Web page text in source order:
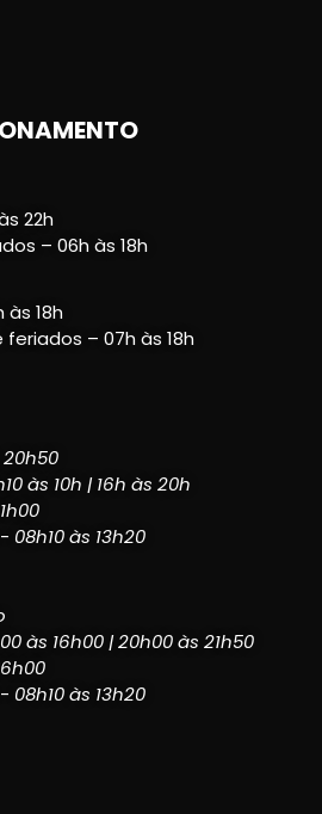
22h
– 06h às 18h
às 18h
– 07h às 18h
20h50
às 10h | 16h às 20h
08h10 às 13h20
às 16h00 | 20h00 às 21h50
08h10 às 13h20